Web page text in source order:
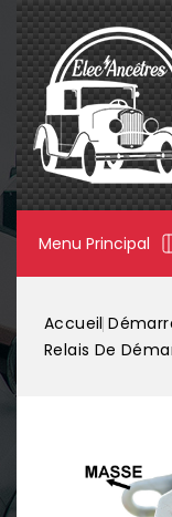
Menu Principal
Accueil
Relais De